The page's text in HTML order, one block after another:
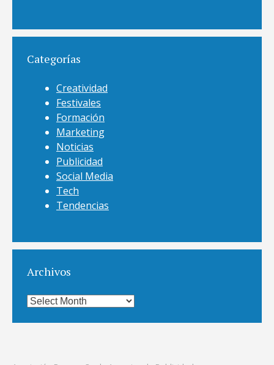
Categorías
Creatividad
Festivales
Formación
Marketing
Noticias
Publicidad
Social Media
Tech
Tendencias
Archivos
Archivos